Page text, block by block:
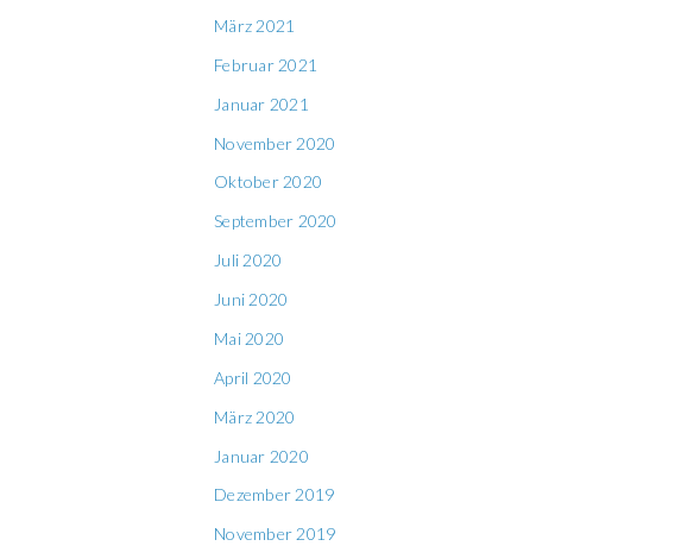
März 2021
Februar 2021
Januar 2021
November 2020
Oktober 2020
September 2020
Juli 2020
Juni 2020
Mai 2020
April 2020
März 2020
Januar 2020
Dezember 2019
November 2019